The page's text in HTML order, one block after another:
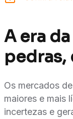
A era
pedras,
Os mercados
maiores e mais
incertezas e